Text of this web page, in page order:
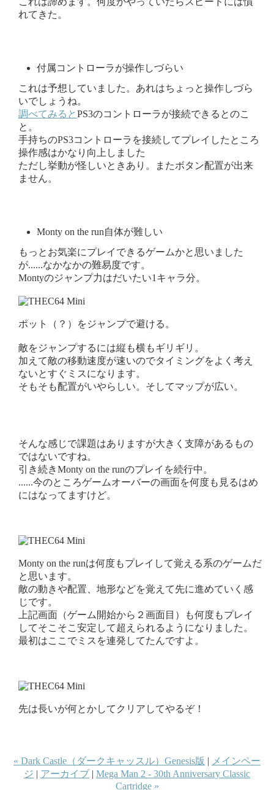
れてきた。
付属コントローラが操作しづらい
これは予想していました。あれはちょっと操作しづら
いでしょうね。
調べてみるとPS3のコントローラが接続できるとのこ
と。
手持ちのPS3コントローラを接続してプレイしたところ
操作感はかなり向上しました
ただし挙動が怪しいときあり。またボタン配置が出来
ません。
Monty on the run自体が難しい
もっとお気楽にプレイできるゲームかと思いました
が......なかなかの難易度です。
Montyのジャンプ力はだいたい1キャラ分。
ポット（？）をジャンプで避ける。
敵をジャンプするには縦も横もギリギリ。
加えて敵の移動速度が速いのでタイミングをよく考え
ないとすぐミスになります。
そもそも配置がいやらしい。そしてマップが広い。
そんな感じで課題はありますが大きく支障があるもの
ではないですね。
引き続きMonty on the runのプレイを続行中。
......今のところゲームオーバーの画面を何度も見るはめ
にはなってますけど。
Monty on the runは何度もプレイして覚える系のゲームだ
と思います。
敵の動きや配置、地形などを覚えて先に進めていく感
じです。
上記画面（ゲーム開始から２画面目）も何度もプレイ
してそこそこ安定して超えられるようになりました。
最初はここでミスを連発してたんですよ。
先は長いが何とかしてクリアしてやるぞ！
« Dark Castle（ダークキャッスル）Genesis版
メインペー
ジ
アーカイブ
Mega Man 2 - 30th Anniversary Classic
Cartridge »